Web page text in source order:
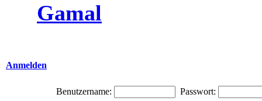
Gamal
Anmelden
Benutzername: Passwort: